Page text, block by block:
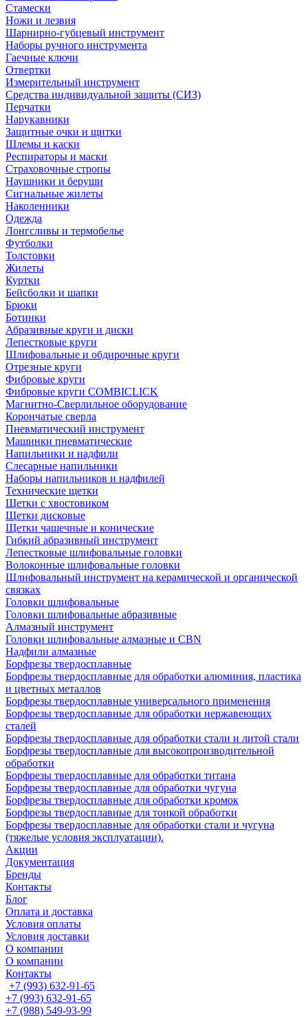
Стамески
Ножи и лезвия
Шарнирно-губцевый инструмент
Наборы ручного инструмента
Гаечные ключи
Отвертки
Измерительный инструмент
Средства индивидуальной защиты (СИЗ)
Перчатки
Нарукавники
Защитные очки и щитки
Шлемы и каски
Респираторы и маски
Страховочные стропы
Наушники и беруши
Сигнальные жилеты
Наколенники
Одежда
Лонгсливы и термобелье
Футболки
Толстовки
Жилеты
Куртки
Бейсболки и шапки
Брюки
Ботинки
Абразивные круги и диски
Лепестковые круги
Шлифовальные и обдирочные круги
Отрезные круги
Фибровые круги
Фибровые круги COMBICLICK
Магнитно-Сверлильное оборудование
Корончатые сверла
Пневматический инструмент
Машинки пневматические
Напильники и надфили
Слесарные напильники
Наборы напильников и надфилей
Технические щетки
Щетки с хвостовиком
Щетки дисковые
Щетки чашечные и конические
Гибкий абразивный инструмент
Лепестковые шлифовальные головки
Волоконные шлифовальные головки
Шлифовальный инструмент на керамической и органической
связках
Головки шлифовальные
Головки шлифовальные абразивные
Алмазный инструмент
Головки шлифовальные алмазные и CBN
Надфили алмазные
Борфрезы твердосплавные
Борфрезы твердосплавные для обработки алюминия, пластика
и цветных металлов
Борфрезы твердосплавные универсального применения
Борфрезы твердосплавные для обработки нержавеющих
сталей
Борфрезы твердосплавные для обработки стали и литой стали
Борфрезы твердосплавные для высокопроизводительной
обработки
Борфрезы твердосплавные для обработки титана
Борфрезы твердосплавные для обработки чугуна
Борфрезы твердосплавные для обработки кромок
Борфрезы твердосплавные для тонкой обработки
Борфрезы твердосплавные для обработки стали и чугуна
(тяжелые условия эксплуатации).
Акции
Документация
Бренды
Контакты
Блог
Оплата и доставка
Условия оплаты
Условия доставки
О компании
О компании
Контакты
+7 (993) 632-91-65
+7 (993) 632-91-65
+7 (988) 549-93-99